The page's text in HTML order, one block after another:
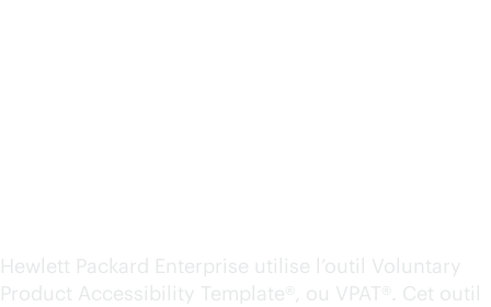
Hewlett Packard Enterprise utilise l’outil Voluntary
Product Accessibility Template®, ou VPAT®. Cet outil